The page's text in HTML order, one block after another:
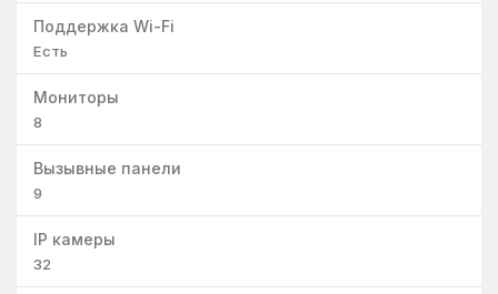
Поддержка Wi-Fi
Есть
Мониторы
8
Вызывные панели
9
IP камеры
32